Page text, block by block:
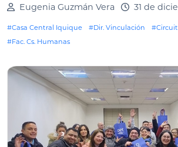
Eugenia Guzmán Vera 31 de
#Casa Central Iquique #Dir. Vinculación
#Fac. Cs. Humanas